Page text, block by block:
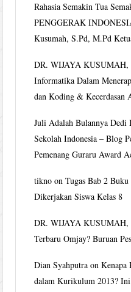
Rahasia Semakin Tua
PENGGERAK
Kusumah, S.Pd, M.Pd
DR. WIJAYA KUSUMAH,
Informatika Dalam
dan Koding &
Juli Adalah Bulannya Dedi
Sekolah Indonesia – Blog
Pemenang Guraru Award
tikno onTugas Bab 2
Dikerjakan Siswa Kelas 8
DR. WIJAYA KUSUMAH,
Terbaru Omjay? Buruan
Dian Syahputra onKenapa
dalam Kurikulum 2013? Ini